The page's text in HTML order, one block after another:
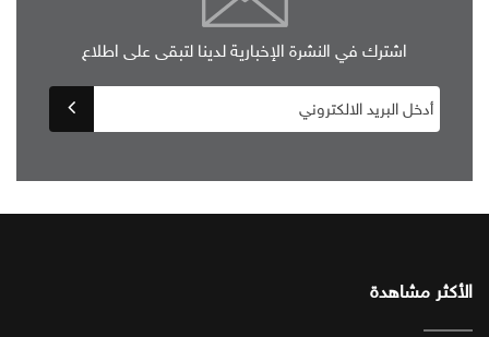
اشترك في النشرة الإخبارية لدينا لتبقى على اطلاع
الأكثر مشاهدة